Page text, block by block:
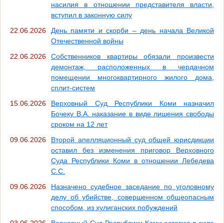
насилия в отношении представителя власти,
вступил в законную силу
22.06.2026
День памяти и скорби – день начала Великой
Отечественной войны
22.06.2026
Собственников квартиры обязали произвести
демонтаж, расположенных в чердачном
помещении многоквартирного жилого дома,
сплит-систем
15.06.2026
Верховный Суд Республики Коми назначил
Бочеку В.А. наказание в виде лишения свободы
сроком на 12 лет
09.06.2026
Второй апелляционный суд общей юрисдикции
оставил без изменения приговор Верховного
Суда Республики Коми в отношении Лебедева
С.С.
09.06.2026
Назначено судебное заседание по уголовному
делу об убийстве, совершенном общеопасным
способом, из хулиганских побуждений